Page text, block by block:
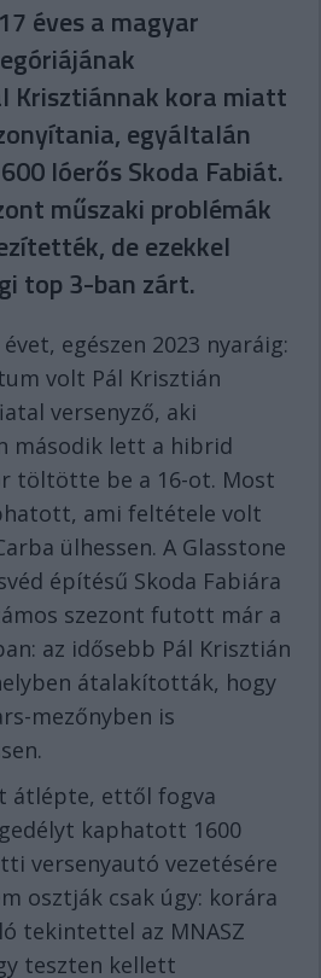
éves a magyar
Krisztiánnak kora miatt
egyáltalán
lóerős Skoda Fabiát.
műszaki problémák
de ezekkel
top 3-ban zárt.
egészen 2023 nyaráig:
volt Pál Krisztián
versenyző, aki
második lett a hibrid
töltötte be a 16-ot. Most
ami feltétele volt
ülhessen. A Glasstone
építésű Skoda Fabiára
szezont futott már a
az idősebb Pál Krisztián
átalakították, hogy
mezőnyben is
átlépte, ettől fogva
kaphatott 1600
versenyautó vezetésére
osztják csak úgy: korára
tekintettel az MNASZ
teszten kellett